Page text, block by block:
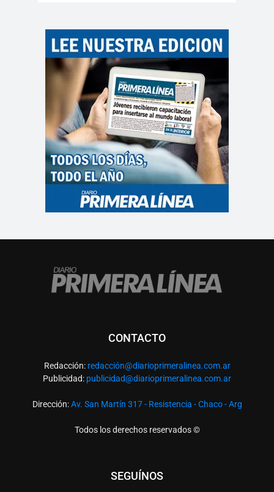
CONTACTO
Redacción: redacción@diarioprimeralinea.com.ar
Publicidad: publicidad@diarioprimeralinea.com.ar
Dirección:Av. San Martín 317 - Resistencia - Chaco - Arg
Todos los derechos reservados ©
SEGUÍNOS